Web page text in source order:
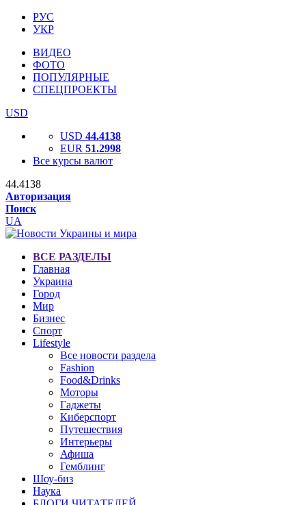
РУС
УКР
ВИДЕО
ФОТО
ПОПУЛЯРНЫЕ
СПЕЦПРОЕКТЫ
USD
USD 44.4138
EUR 51.2998
Все курсы валют
44.4138
Авторизация
Поиск
UA
ВСЕ РАЗДЕЛЫ
Главная
Украина
Город
Мир
Бизнес
Спорт
Lifestyle
Все новости раздела
Fashion
Food&Drinks
Моторы
Гаджеты
Киберспорт
Путешествия
Интерьеры
Афиша
Гемблинг
Шоу-биз
Наука